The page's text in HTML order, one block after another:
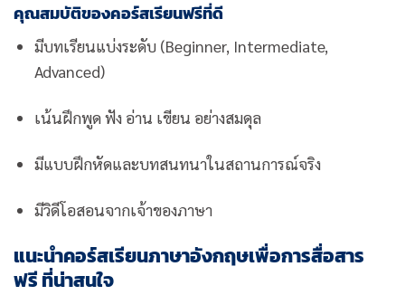
คุณสมบัติของคอร์สเรียนฟรีที่ดี
มีบทเรียนแบ่งระดับ (Beginner, Intermediate,
Advanced)
เน้นฝึกพูด ฟัง อ่าน เขียน อย่างสมดุล
มีแบบฝึกหัดและบทสนทนาในสถานการณ์จริง
มีวิดีโอสอนจากเจ้าของภาษา
แนะนำคอร์สเรียนภาษาอังกฤษเพื่อการสื่อสาร
ฟรี ที่น่าสนใจ